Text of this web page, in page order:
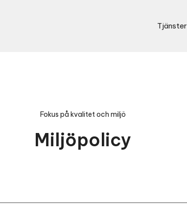
Tjänster
Fokus på kvalitet och miljö
Miljöpolicy